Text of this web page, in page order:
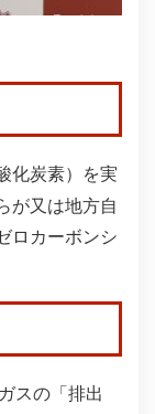
化炭素）を実
が又は地方自
ロカーボンシ
スの「排出